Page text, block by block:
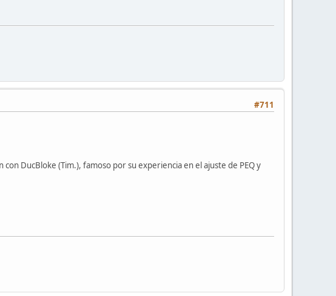
#711
DucBloke (Tim.), famoso por su experiencia en el ajuste de PEQ y